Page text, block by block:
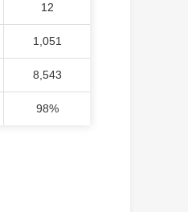
12
1,051
8,543
98%